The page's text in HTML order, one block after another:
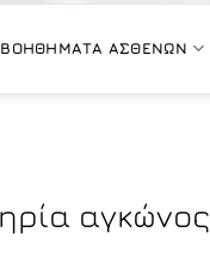
ΒΟΗΘΗΜΑΤΑ ΑΣΘΕΝΩΝ
αγκώνος